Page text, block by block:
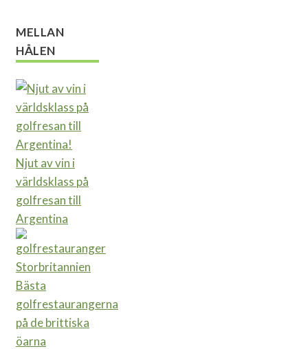
MELLAN
HÅLEN
Njut av vin i
världsklass på
golfresan till
Argentina
Bästa
golfrestaurangerna
på de brittiska
öarna